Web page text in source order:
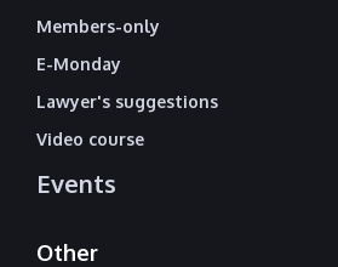
Members-only
E-Monday
Lawyer's suggestions
Video course
Events
Other